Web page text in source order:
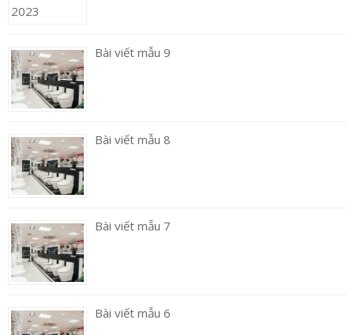
Bài viết mẫu 9
Bài viết mẫu 8
Bài viết mẫu 7
Bài viết mẫu 6